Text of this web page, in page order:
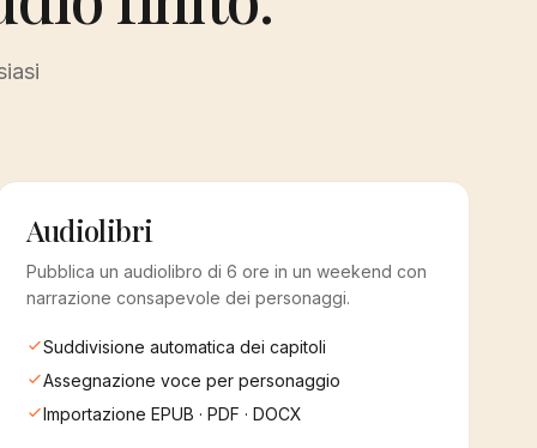
Audiolibri
Pubblica un audiolibro di 6 ore in un weekend con
narrazione consapevole dei personaggi.
Suddivisione automatica dei capitoli
Assegnazione voce per personaggio
Importazione EPUB · PDF · DOCX